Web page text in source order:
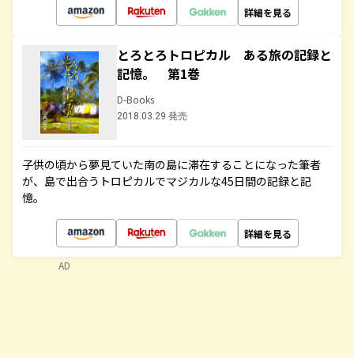
詳細を見る
とろとろトロピカル ある旅の記録と
記憶。 第1巻
D-Books
2018.03.29 発売
子供の頃から夢見ていた南の島に滞在することになった筆者
が、島で出合うトロピカルでマジカルな45日間の記録と記
憶。
詳細を見る
AD